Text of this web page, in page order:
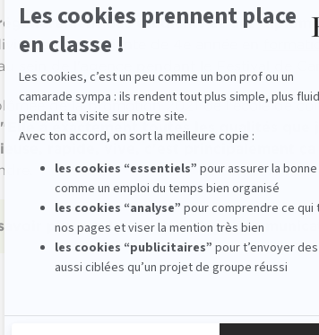
des étudiants et des
alors étudiante de 4e année en
sein de l'agence pendant le Festival de
de la promotion 2021 de l'école de
"Elle a exactement toutes les qualités que
rapide, vive, c'est principalement
plus sur les métiers de la